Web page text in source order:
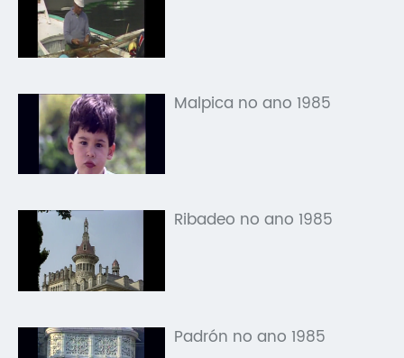
Malpica no ano 1985
Ribadeo no ano 1985
Padrón no ano 1985